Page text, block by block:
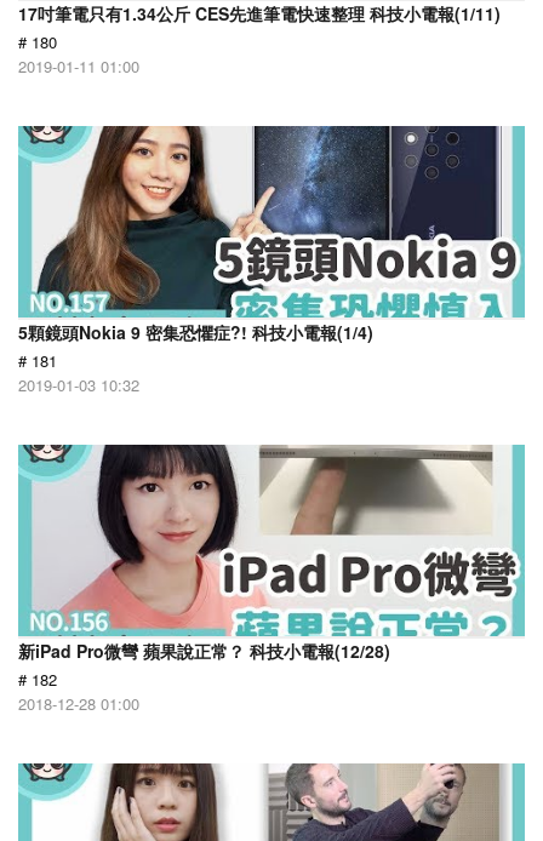
17吋筆電只有1.34公斤 CES先進筆電快速整理 科技小電報(1/11)
# 180
2019-01-11 01:00
5顆鏡頭Nokia 9 密集恐懼症?! 科技小電報(1/4)
# 181
2019-01-03 10:32
新iPad Pro微彎 蘋果說正常？ 科技小電報(12/28)
# 182
2018-12-28 01:00